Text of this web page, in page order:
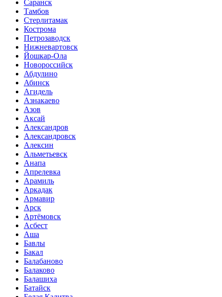
Саранск
Тамбов
Стерлитамак
Кострома
Петрозаводск
Нижневартовск
Йошкар-Ола
Новороссийск
Абдулино
Абинск
Агидель
Азнакаево
Азов
Аксай
Александров
Александровск
Алексин
Альметьевск
Анапа
Апрелевка
Арамиль
Аркадак
Армавир
Арск
Артёмовск
Асбест
Аша
Бавлы
Бакал
Балабаново
Балаково
Балашиха
Батайск